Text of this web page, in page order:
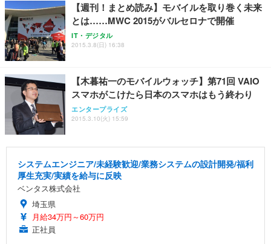
【週刊！まとめ読み】モバイルを取り巻く未来
とは……MWC 2015がバルセロナで開催
IT・デジタル
2015.3.8(日) 16:38
【木暮祐一のモバイルウォッチ】第71回 VAIO
スマホがこけたら日本のスマホはもう終わり
エンタープライズ
2015.3.10(火) 15:59
システムエンジニア/未経験歓迎/業務システムの設計開発/福利
厚生充実/実績を給与に反映
ベンタス株式会社
埼玉県
月給34万円～60万円
正社員